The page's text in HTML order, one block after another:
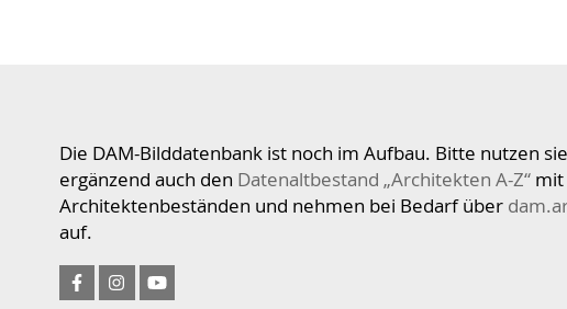
Die DAM-Bilddatenbank ist noch im Aufbau. Bitte nutzen
ergänzend auch den Datenaltbestand „Architekten A-Z“mit
Architektenbeständen und nehmen bei Bedarf über
auf.